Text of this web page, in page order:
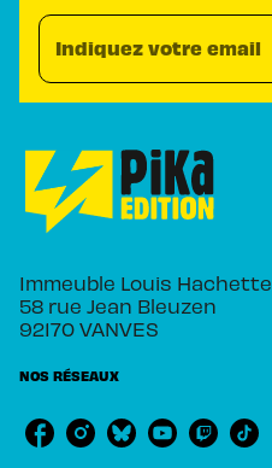
Indiquez votre email
Immeuble Louis Hachette
58 rue Jean Bleuzen
92170 VANVES
NOS RÉSEAUX